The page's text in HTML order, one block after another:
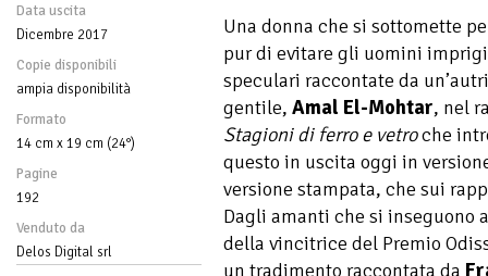
Data uscita
Dicembre 2017
Copie disponibili
ampia disponibilità
Formato
14 cm x 19 cm (24°)
Pagine
192
Venduto da
Delos Digital srl
Una donna che si sottomette
pur di evitare gli uomini
speculari raccontate da
gentile, Amal El-Mohtar, nel
Stagioni di ferro e vetroche
questo in uscita oggi in
versione stampata, che sui
Dagli amanti che si inseguono
della vincitrice del Premio
un tradimento raccontata da